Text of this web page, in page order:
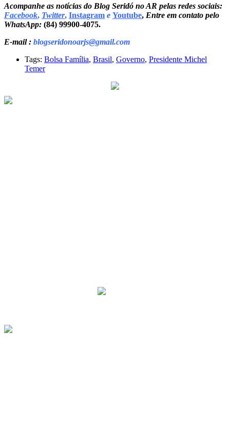
Acompanhe as notícias do Blog Seridó no AR pelas redes sociais:
Facebook, Twitter, Instagram e Youtube, Entre em contato pelo
WhatsApp: (84) 99900-4075.
E-mail : blogseridonoarjs@gmail.com
Tags: Bolsa Família, Brasil, Governo, Presidente Michel
Temer